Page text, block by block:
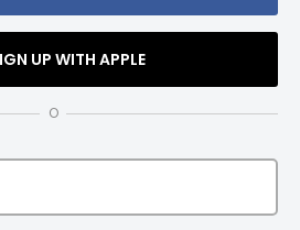
UP WITH APPLE
O